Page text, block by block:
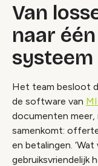
Van
naar
systeem
Het team besloot
de software van
documenten meer,
samenkomt:
en betalingen.
gebruiksvriendelijk